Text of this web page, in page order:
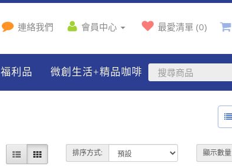
連絡我們 會員中心 最愛清單 (0)
福利品 微創生活+精品咖啡
排序方式: 顯示數量